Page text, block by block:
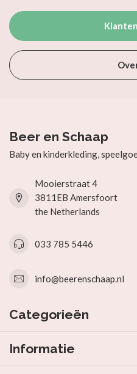
Beer en Schaap
Baby en kinderkleding,
Mooierstraat 4
3811EB Amersfoort
the Netherlands
033 785 5446
info@beerenschaap.nl
Categorieën
Informatie